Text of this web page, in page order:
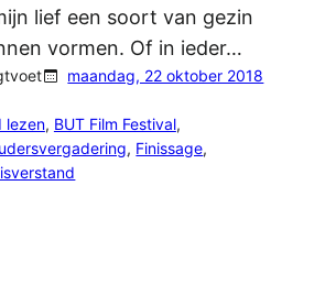
lief een soort van gezin
vormen. Of in ieder…
maandag, 22 oktober 2018
lezen, BUT Film Festival,
, Finissage,